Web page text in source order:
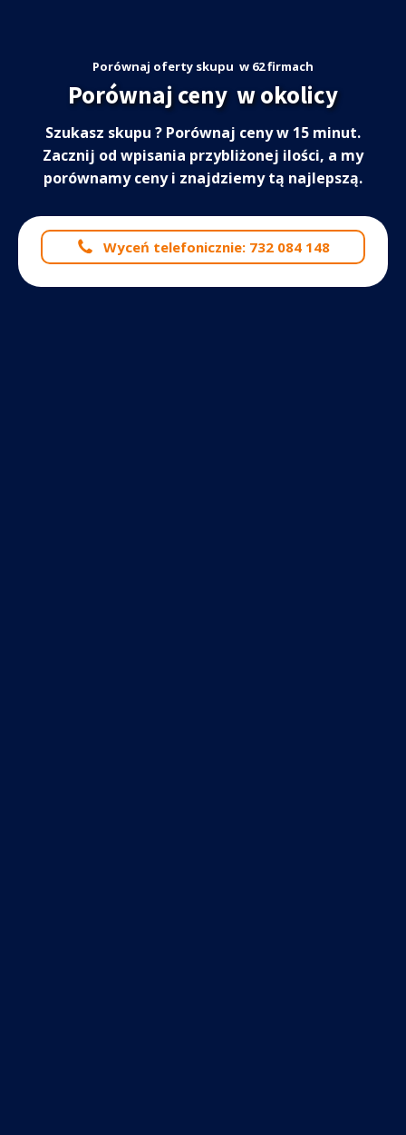
Porównaj oferty skupu w 62 firmach
Porównaj ceny w okolicy
Szukasz skupu ? Porównaj ceny w 15 minut.
Zacznij od wpisania przybliżonej ilości, a my
porównamy ceny i znajdziemy tą najlepszą.
Wyceń telefonicznie: 732 084 148